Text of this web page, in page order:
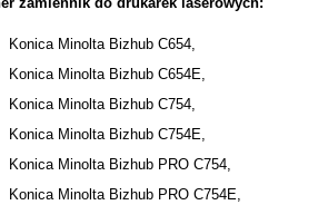
Konica Minolta Bizhub C654,
Konica Minolta Bizhub C654E,
Konica Minolta Bizhub C754,
Konica Minolta Bizhub C754E,
Konica Minolta Bizhub PRO C754,
Konica Minolta Bizhub PRO C754E,